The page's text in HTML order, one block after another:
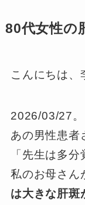
80代女性の
こんにちは、
2026/03/27。
あの男性患者
「先生は多
私のお母さん
は大きな肝斑